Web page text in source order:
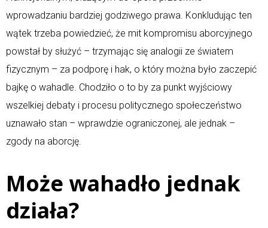
wprowadzaniu bardziej godziwego prawa. Konkludując ten
wątek trzeba powiedzieć, że mit kompromisu aborcyjnego
powstał by służyć – trzymając się analogii ze światem
fizycznym – za podporę i hak, o który można było zaczepić
bajkę o wahadle. Chodziło o to by za punkt wyjściowy
wszelkiej debaty i procesu politycznego społeczeństwo
uznawało stan – wprawdzie ograniczonej, ale jednak –
zgody na aborcję.
Może wahadło jednak
działa?